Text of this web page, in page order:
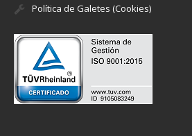
Política de Galetes (Cookies)